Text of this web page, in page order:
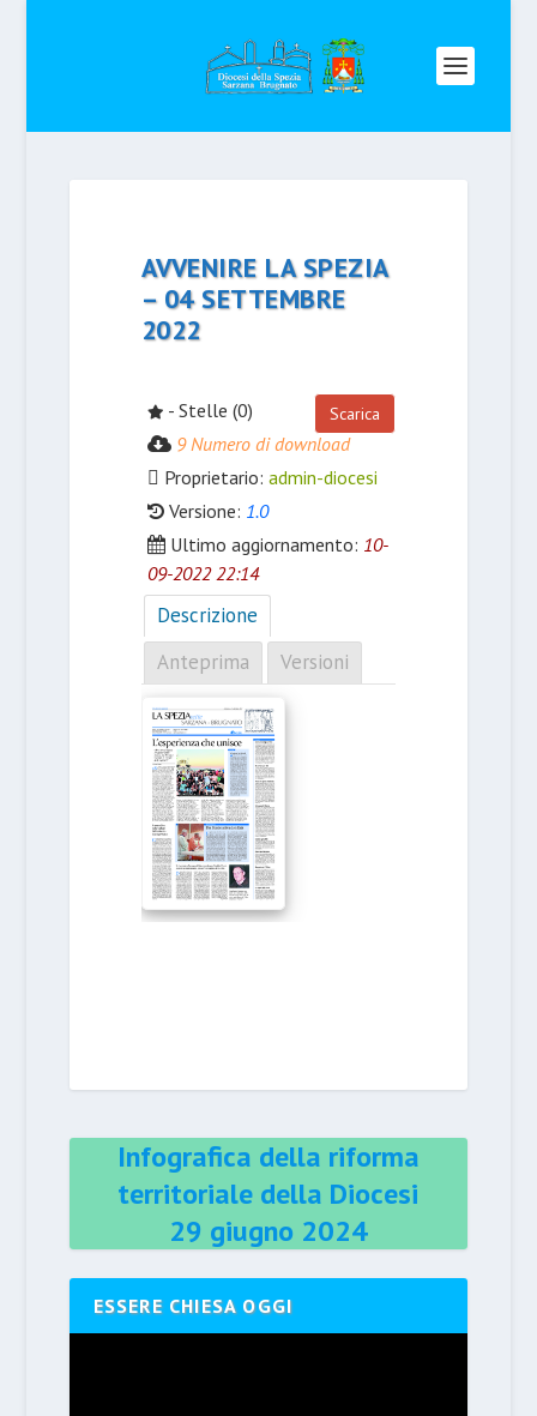
AVVENIRE LA SPEZIA
– 04 SETTEMBRE
2022
Scarica
- Stelle (0)
9 Numero di download
Proprietario: admin-diocesi
Versione: 1.0
Ultimo aggiornamento: 10-
09-2022 22:14
Descrizione
Anteprima
Versioni
Infografica della riforma
territoriale della Diocesi
29 giugno 2024
ESSERE CHIESA OGGI